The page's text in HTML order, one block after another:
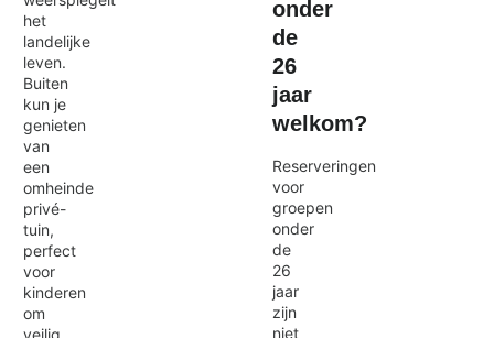
het
landelijke
leven.
Buiten
kun je
genieten
van
een
omheinde
privé-
tuin,
perfect
voor
kinderen
om
onder
de
26
jaar
welkom?
Reserveringen
voor
groepen
onder
de
26
jaar
zijn
niet